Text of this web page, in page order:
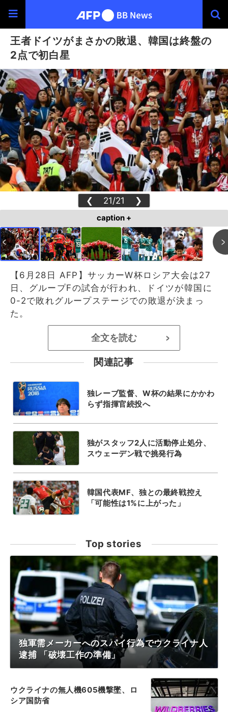
王者ドイツがまさかの敗退、韓国は終盤の
2点で初白星
❮ 21/21 ❯
caption +
【6月28日 AFP】サッカーW杯ロシア大会は27
日、グループFの試合が行われ、ドイツが韓国に
0-2で敗れグループステージでの敗退が決まっ
た。
全文を読む >
関連記事
独レーブ監督、W杯の結果にかかわ
らず指揮官続投へ
独がスタッフ2人に活動停止処分、
スウェーデン戦で挑発行為
韓国代表MF、独との最終戦控え
「可能性は1%に上がった」
Top stories
独軍需メーカーへのスパイ行為でウクライナ人
逮捕 「破壊工作の準備」
ウクライナの無人機605機撃墜、ロ
シア国防省